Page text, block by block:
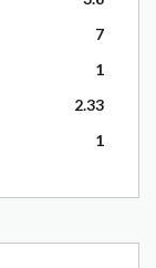
7
1
2.33
1